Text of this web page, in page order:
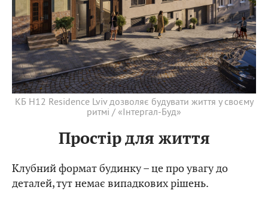
КБ H12 Residence Lviv дозволяє будувати життя у своєму
ритмі / «Інтергал-Буд»
Простір для життя
Клубний формат будинку – це про увагу до
деталей, тут немає випадкових рішень.